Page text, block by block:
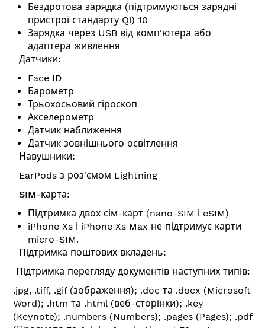
Бездротова зарядка (підтримуються зарядні
пристрої стандарту Qi) 10
Зарядка через USB від комп'ютера або
адаптера живлення
Датчики:
Face ID
Барометр
Трьохосьовий гіроскоп
Акселерометр
Датчик наближення
Датчик зовнішнього освітлення
Навушники:
EarPods з роз'ємом Lightning
SIM-карта:
Підтримка двох сім-карт (nano-SIM і eSIM)
iPhone Xs і iPhone Xs Max не підтримує карти
micro-SIM.
Підтримка поштових вкладень:
Підтримка перегляду документів наступних типів:
.jpg, .tiff, .gif (зображення); .doc та .docx (Microsoft
Word); .htm та .html (веб-сторінки); .key
(Keynote); .numbers (Numbers); .pages (Pages); .pdf